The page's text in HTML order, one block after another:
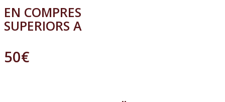
EN COMPRES
SUPERIORS A
50€